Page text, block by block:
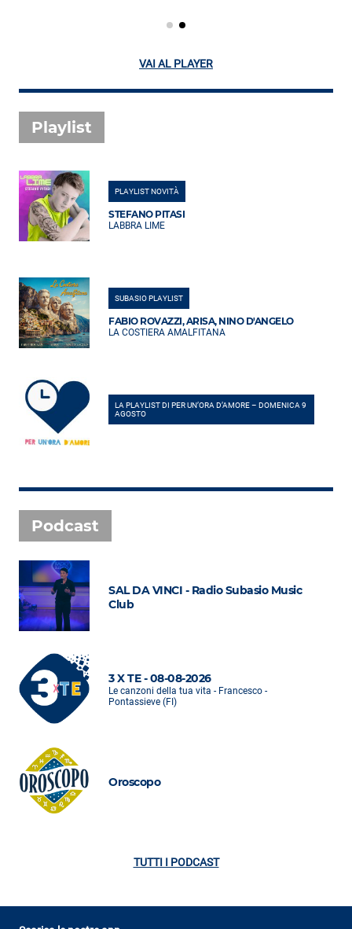
VAI AL PLAYER
Playlist
PLAYLIST NOVITÀ
STEFANO PITASI
LABBRA LIME
SUBASIO PLAYLIST
FABIO ROVAZZI, ARISA, NINO D'ANGELO
LA COSTIERA AMALFITANA
LA PLAYLIST DI PER UN’ORA D’AMORE – DOMENICA 9
AGOSTO
Podcast
SAL DA VINCI - Radio Subasio Music
Club
3 X TE - 08-08-2026
Le canzoni della tua vita - Francesco -
Pontassieve (FI)
Oroscopo
TUTTI I PODCAST